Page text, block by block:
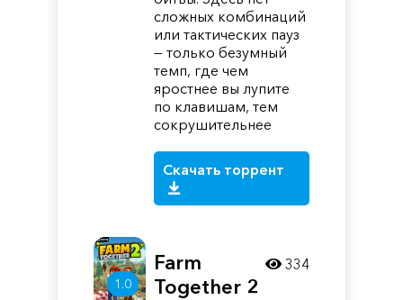
сложных комбинаций
или тактических пауз
— только безумный
темп, где чем
яростнее вы лупите
по клавишам, тем
сокрушительнее
Скачать торрент
1.0
Farm
Together 2
334